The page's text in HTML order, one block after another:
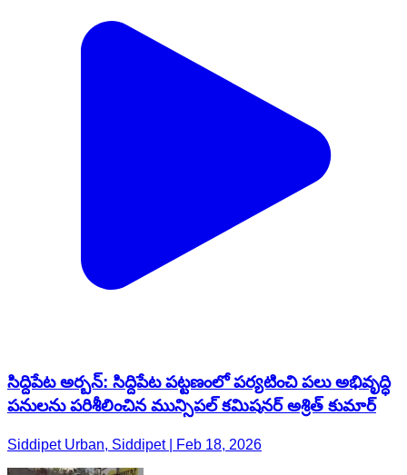
సిద్దిపేట అర్బన్: సిద్దిపేట పట్టణంలో పర్యటించి పలు అభివృద్ధి
పనులను పరిశీలించిన మున్సిపల్ కమిషనర్ అశ్రిత్ కుమార్
Siddipet Urban, Siddipet | Feb 18, 2026